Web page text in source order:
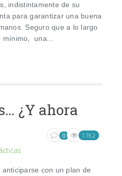
indistintamente de su
para garantizar una buena
Seguro que a lo largo
una...
¿Y ahora
0 1762
con un plan de